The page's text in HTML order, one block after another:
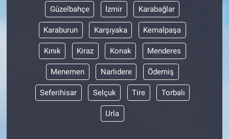
Güzelbahçe İzmir Karabağlar
Karaburun Karşıyaka Kemalpaşa
Kınık Kiraz Konak Menderes
Menemen Narlıdere Ödemiş
Seferihisar Selçuk Tire Torbalı
Urla